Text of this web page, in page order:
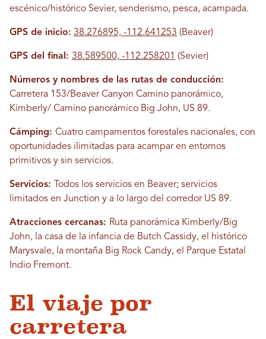
escénico/histórico Sevier, senderismo, pesca, acampada.
GPS de inicio: 38.276895, -112.641253 (Beaver)
GPS del final: 38.589500, -112.258201 (Sevier)
Números y nombres de las rutas de conducción:
Carretera 153/Beaver Canyon Camino panorámico,
Kimberly/ Camino panorámico Big John, US 89.
Cámping: Cuatro campamentos forestales nacionales, con
oportunidades ilimitadas para acampar en entornos
primitivos y sin servicios.
Servicios:
Todos los servicios en Beaver; servicios
limitados en Junction y a lo largo del corredor US 89.
Atracciones cercanas: Ruta panorámica Kimberly/Big
John, la casa de la infancia de Butch Cassidy, el histórico
Marysvale, la montaña Big Rock Candy, el Parque Estatal
Indio Fremont.
El viaje por
carretera